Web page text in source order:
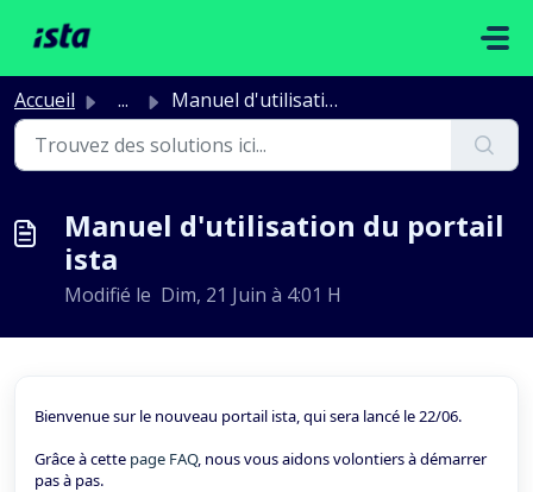
Accueil ... Manuel d'utilisation du portail ista
Manuel d'utilisation du portail
ista
Modifié le Dim, 21 Juin à 4:01 H
Bienvenue sur le nouveau portail ista, qui sera lancé le 22/06.
Grâce à cette page FAQ, nous vous aidons volontiers à démarrer
pas à pas.